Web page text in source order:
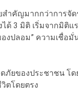
ำคัญมากกว่าการจัด
ด้ 3 มิติ เริ่มจากมิติ
องปลอม” ความเชื่อ
ยของประชาชน โด
ตโดยตรง